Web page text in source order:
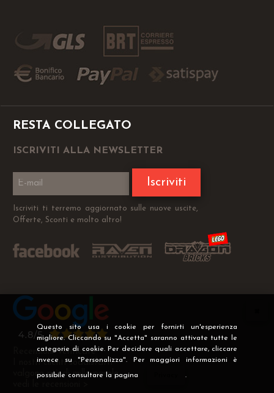
Questo sito usa i cookie per fornirti un'esperienza
migliore. Cliccando su "Accetta" saranno attivate tutte le
categorie di cookie. Per decidere quali accettare, cliccare
invece su "Personalizza". Per maggiori informazioni è
possibile consultare la pagina .
RESTA COLLEGATO
ISCRIVITI ALLA NEWSLETTER
Iscriviti
Iscriviti ti terremo aggiornato sulle nuove uscite,
Offerte, Sconti e molto altro!
Recensioni Verificate
I nostri clienti soddisfatti
valgono più di mille parole